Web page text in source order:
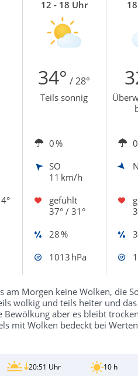
12 - 18 Uhr
34° / 28°
Teils sonnig
0 %
SO
11 km/h
gefühlt
37° / 31°
28 %
1013 hPa
am Morgen keine Wolken, die
wolkig und teils heiter und
Bewölkung aber es bleibt
mit Wolken bedeckt bei
20:51 Uhr 10 h